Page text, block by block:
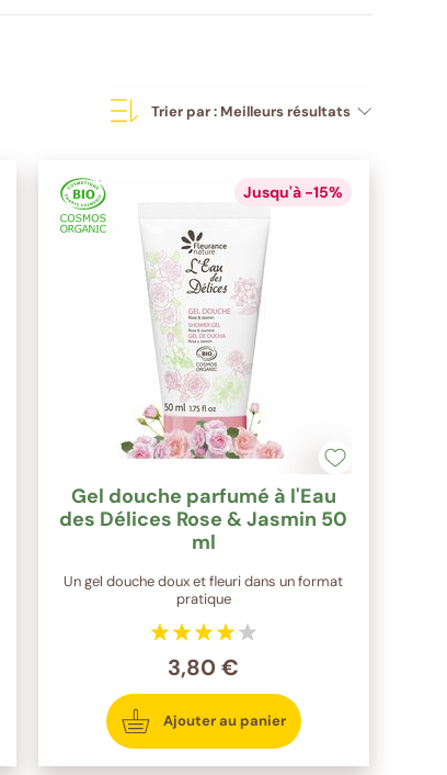
Trier par : Meilleurs résultats
Jusqu'à -15%
Gel douche parfumé à l'Eau
des Délices Rose & Jasmin 50
ml
Un gel douche doux et fleuri dans un format
pratique
3,80 €
Ajouter au panier